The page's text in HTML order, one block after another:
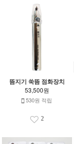
뜸지기 쑥뜸 점화장치
53,500원
530원 적립
2